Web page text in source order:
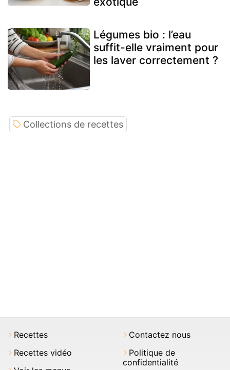
Légumes bio : l’eau
suffit-elle vraiment pour
les laver correctement ?
Collections de recettes
Recettes
Recettes vidéo
Contactez nous
Politique de
confidentialité